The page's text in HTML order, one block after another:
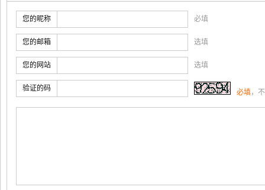
您的昵称 必填
您的邮箱 选填
您的网站 选填
验证的码 必填，